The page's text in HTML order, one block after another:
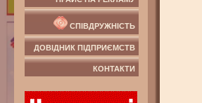
СПІВДРУЖНІСТЬ
ДОВІДНИК ПІДПРИЄМСТВ
КОНТАКТИ